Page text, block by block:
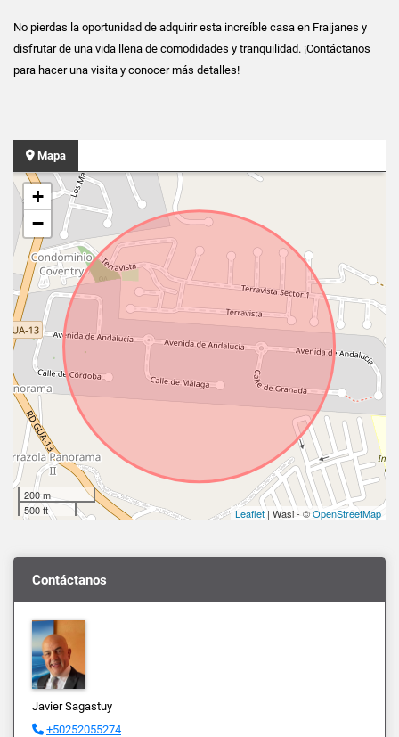
No pierdas la oportunidad de adquirir esta increíble casa en Fraijanes y
disfrutar de una vida llena de comodidades y tranquilidad. ¡Contáctanos
para hacer una visita y conocer más detalles!
Mapa
+
−
200 m
500 ft
Leaflet | Wasi - ©OpenStreetMap
Contáctanos
Javier Sagastuy
+50252055274